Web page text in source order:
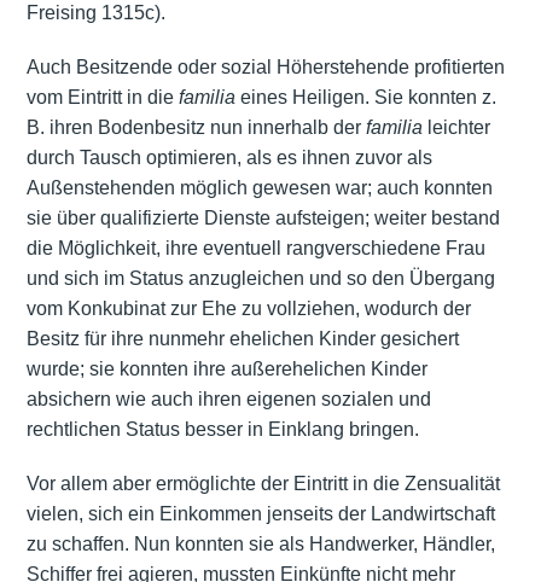
Freising 1315c).
Auch Besitzende oder sozial Höherstehende profitierten
vom Eintritt in die familia eines Heiligen. Sie konnten z.
B. ihren Bodenbesitz nun innerhalb der familia leichter
durch Tausch optimieren, als es ihnen zuvor als
Außenstehenden möglich gewesen war; auch konnten
sie über qualifizierte Dienste aufsteigen; weiter bestand
die Möglichkeit, ihre eventuell rangverschiedene Frau
und sich im Status anzugleichen und so den Übergang
vom Konkubinat zur Ehe zu vollziehen, wodurch der
Besitz für ihre nunmehr ehelichen Kinder gesichert
wurde; sie konnten ihre außerehelichen Kinder
absichern wie auch ihren eigenen sozialen und
rechtlichen Status besser in Einklang bringen.
Vor allem aber ermöglichte der Eintritt in die Zensualität
vielen, sich ein Einkommen jenseits der Landwirtschaft
zu schaffen. Nun konnten sie als Handwerker, Händler,
Schiffer frei agieren, mussten Einkünfte nicht mehr